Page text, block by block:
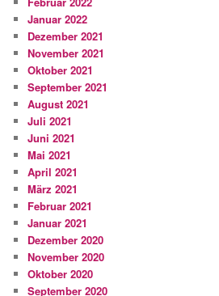
Januar 2022
Dezember 2021
November 2021
Oktober 2021
September 2021
August 2021
Juli 2021
Juni 2021
Mai 2021
April 2021
März 2021
Februar 2021
Januar 2021
Dezember 2020
November 2020
Oktober 2020
September 2020